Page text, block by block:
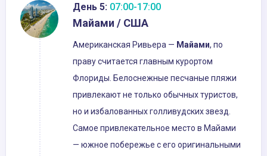
День 5: 07:00-17:00
Майами / США
Американская Ривьера — Майами, по
праву считается главным курортом
Флориды. Белоснежные песчаные пляжи
привлекают не только обычных туристов,
но и избалованных голливудских звезд.
Самое привлекательное место в Майами
— южное побережье с его оригинальными